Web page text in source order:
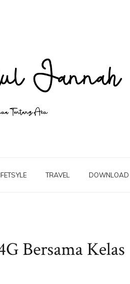
TRAVEL DOWNLOAD
Bersama Kelas